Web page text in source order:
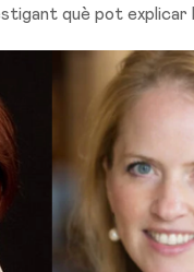
què pot explicar